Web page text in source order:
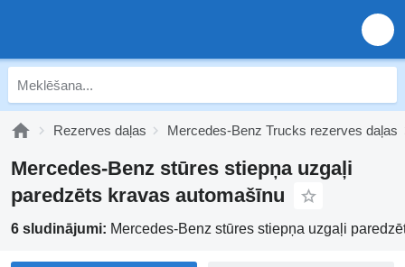
Rezerves daļas Mercedes-Benz Trucks rezerves daļas
Mercedes-Benz stūres stiepņa uzgaļi
paredzēts kravas automašīnu
6 sludinājumi: Mercedes-Benz stūres stiepņa uzgaļi